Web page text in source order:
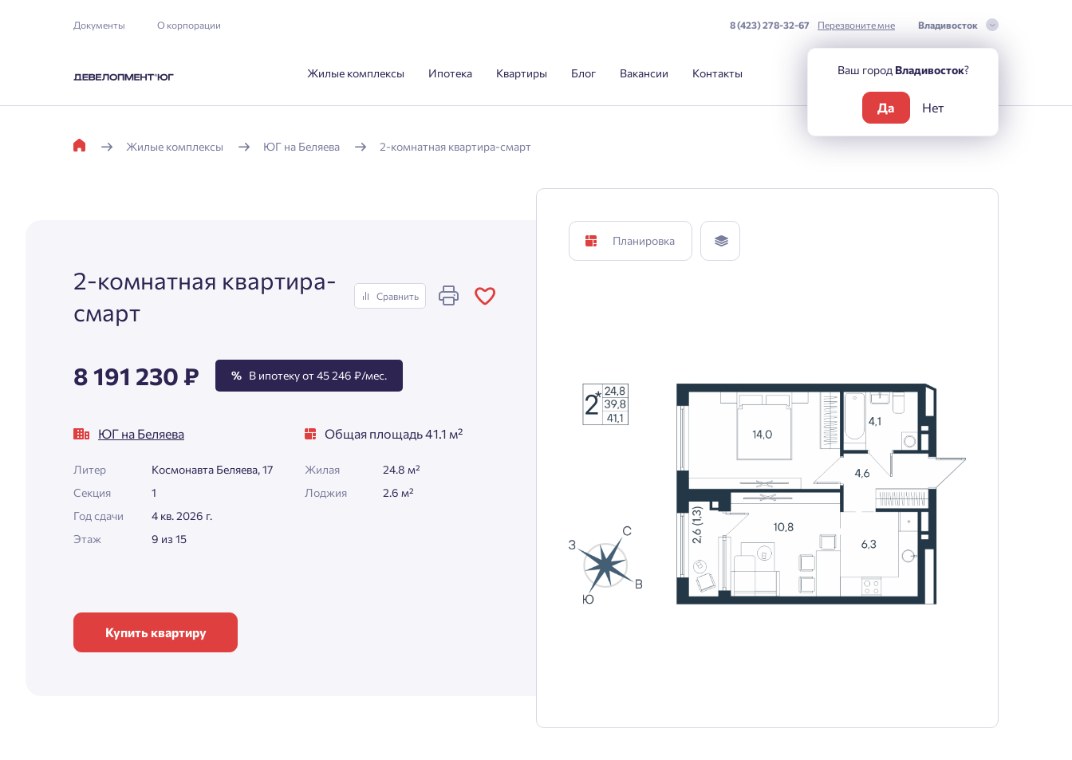
Документы О корпорации 8 (423) 278-32-67 Перезвоните мне Владивосток
Жилые комплексы Ипотека Квартиры Блог Вакансии Контакты
Жилые комплексы ЮГ на Беляева 2-комнатная квартира-смарт
2-комнатная квартира-
смарт
Сравнить
8 191 230 ₽ % В ипотеку от 45 246 ₽/мес.
ЮГ на Беляева
Литер
Космонавта Беляева, 17
Секция
1
Год сдачи
4 кв. 2026 г.
Этаж
9 из 15
Общая площадь 41.1 м²
Жилая
24.8 м²
Лоджия
2.6 м²
Купить квартиру
Планировка
Ваш город Владивосток?
Да Нет